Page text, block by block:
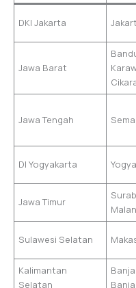
DKI Jakarta
Jawa Barat
Jawa Tengah
DI Yogyakarta
Jawa Timur
Sulawesi Selatan
Kalimantan
Selatan